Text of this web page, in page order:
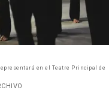
en el Teatre Principal de